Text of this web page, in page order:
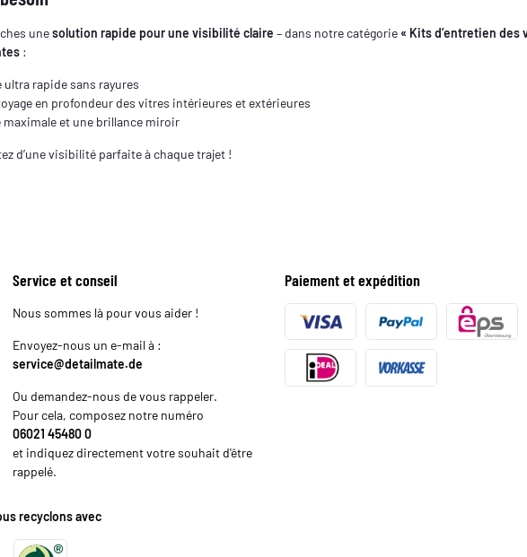
unesolution rapide pour une visibilité claire – dans notre catégorie « Kits d’entretien des
:
ultra rapide sans rayures
en profondeur des vitres intérieures et extérieures
et une brillance miroir
d’une visibilité parfaite à chaque trajet !
Service et conseil
Nous sommes là pour vous aider !
Envoyez-nous un e-mail à :
service@detailmate.de
Ou demandez-nous de vous rappeler.
Pour cela, composez notre numéro
06021 45480 0
et indiquez directement votre souhait d'être
rappelé.
Paiement et expédition
recyclons avec